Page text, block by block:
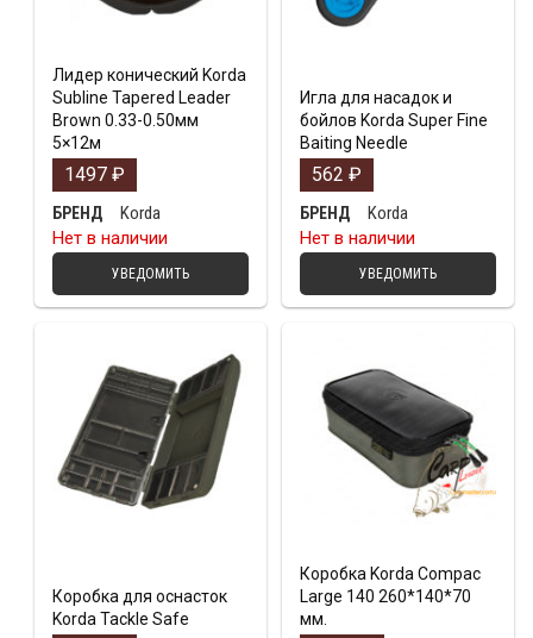
Лидер конический Korda
Subline Tapered Leader
Brown 0.33-0.50мм
5×12м
1497 ₽
БРЕНД
Korda
Нет в наличии
УВЕДОМИТЬ
Игла для насадок и
бойлов Korda Super Fine
Baiting Needle
562 ₽
БРЕНД
Korda
Нет в наличии
УВЕДОМИТЬ
Коробка для оснасток
Korda Tackle Safe
Коробка Korda Compac
Large 140 260*140*70
мм.